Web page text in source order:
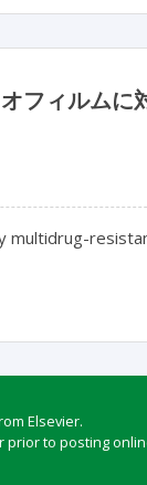
フィルムに
multidrug-
Elsevier.
prior to posting